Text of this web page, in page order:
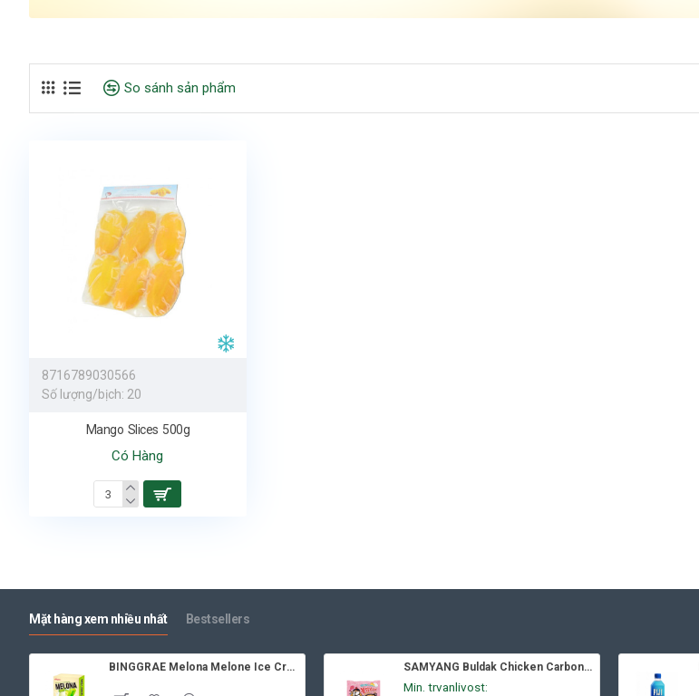
So sánh sản phẩm
8716789030566
Số lượng/bịch: 20
Mango Slices 500g
Có Hàng
Mặt hàng xem nhiều nhất Bestsellers
BINGGRAE Melona Melone Ice Cream 8x70ml SAMYANG Buldak Chicken Carbonara 130g
Min. trvanlivost: